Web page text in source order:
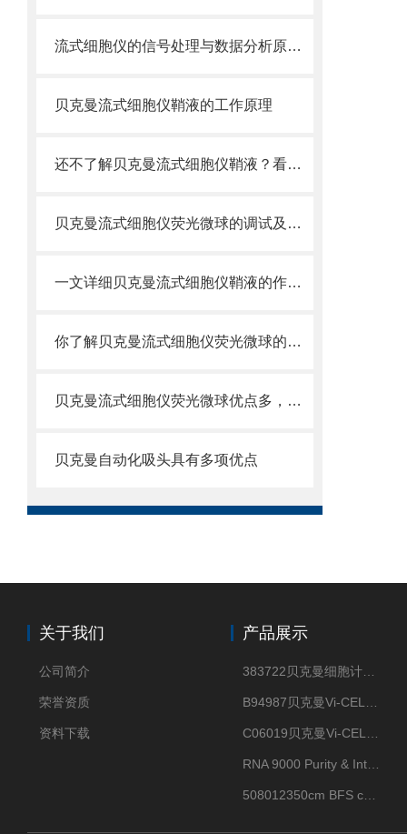
流式细胞仪的信号处理与数据分析原理分析
贝克曼流式细胞仪鞘液的工作原理
还不了解贝克曼流式细胞仪鞘液？看这里就对了！
贝克曼流式细胞仪荧光微球的调试及使用
一文详细贝克曼流式细胞仪鞘液的作用原理
你了解贝克曼流式细胞仪荧光微球的制备之怎样的吗
贝克曼流式细胞仪荧光微球优点多，实用效果好
贝克曼自动化吸头具有多项优点
关于我们
公司简介
荣誉资质
资料下载
产品展示